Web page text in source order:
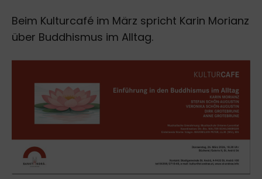
Beim Kulturcafé im März spricht Karin Morianz
über Buddhismus im Alltag.